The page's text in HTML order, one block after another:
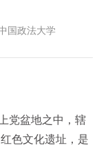
国政法大学
盆地之中，辖
色文化遗址，是